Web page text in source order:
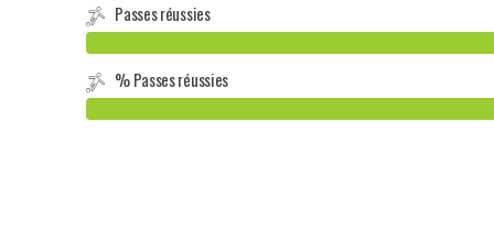
Passes réussies
% Passes réussies